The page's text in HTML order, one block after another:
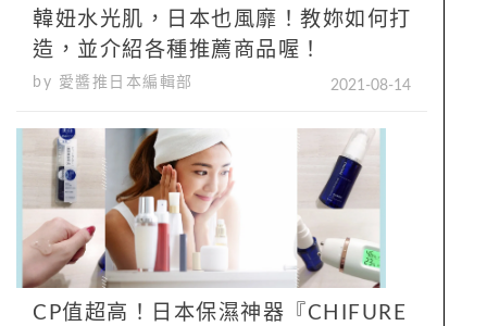
韓妞水光肌，日本也風靡！教妳如何打
造，並介紹各種推薦商品喔！
by 愛醬推日本編輯部 2021-08-14
CP值超高！日本保濕神器『CHIFURE